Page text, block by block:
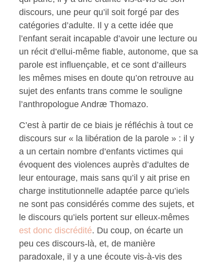
discours, une peur qu’il soit forgé par des
catégories d’adulte. Il y a cette idée que
l’enfant serait incapable d’avoir une lecture ou
un récit d’ellui-même fiable, autonome, que sa
parole est influençable, et ce sont d’ailleurs
les mêmes mises en doute qu’on retrouve au
sujet des enfants trans comme le souligne
l’anthropologue Andræ Thomazo.
C’est à partir de ce biais je réfléchis à tout ce
discours sur « la libération de la parole » : il y
a un certain nombre d’enfants victimes qui
évoquent des violences auprès d’adultes de
leur entourage, mais sans qu’il y ait prise en
charge institutionnelle adaptée parce qu’iels
ne sont pas considérés comme des sujets, et
le discours qu’iels portent sur elleux-mêmes
est donc discrédité. Du coup, on écarte un
peu ces discours-là, et, de manière
paradoxale, il y a une écoute vis-à-vis des